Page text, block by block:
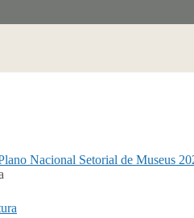
Nacional Setorial de Museus